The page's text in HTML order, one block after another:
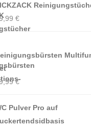
€
€
Pulver Pro auf